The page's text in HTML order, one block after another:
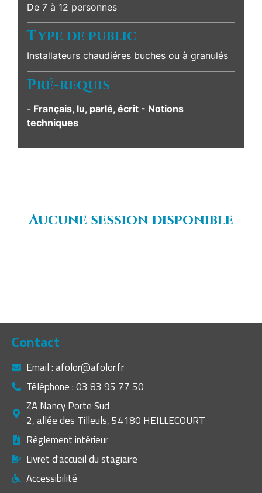
De 7 à 12 personnes
Type de public
Installateurs chaudiéres buches ou à granulés
Pré-requis
- Français, lu, parlé, écrit - Notions
techniques
Aucune session disponible
Contact
Email : afolor@afolor.fr
Téléphone : 03 83 95 77 50
ZA Nancy Porte Sud
2, allée des Tilleuls, 54180 HEILLECOURT
Règlement intérieur
Livret d'accueil du stagiaire
Accessibilité